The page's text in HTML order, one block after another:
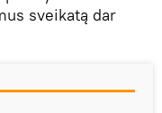
sveikatą dar